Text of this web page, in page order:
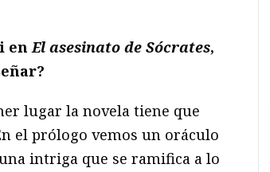
enEl asesinato de Sócrates,
lugar la novela tiene que
el prólogo vemos un oráculo
intriga que se ramifica a lo